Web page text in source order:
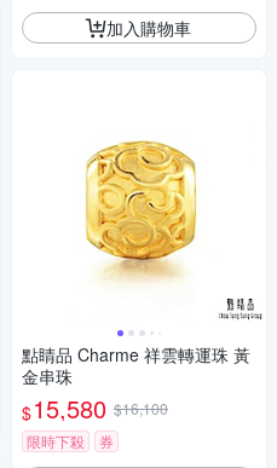
加入購物車
點睛品 Charme 祥雲轉運珠 黃
金串珠
$15,580 $16,100
限時下殺
券